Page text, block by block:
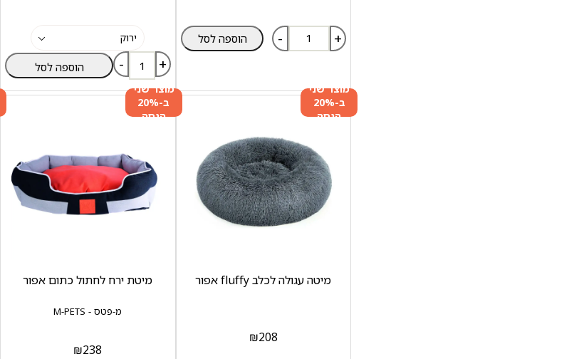
- + הוספה לסל
- + הוספה לסל
מוצר שני
ב-20%
הנחה
מיטה עגולה לכלב fluffy אפור
₪208
מוצר שני
ב-20%
הנחה
מ-פטס - M-PETS
מיטת ירח לחתול כתום אפור
₪238